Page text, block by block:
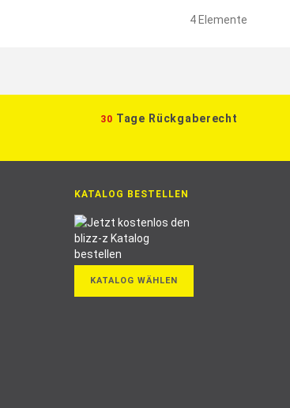
4 Elemente
30 Tage Rückgaberecht
KATALOG BESTELLEN
KATALOG WÄHLEN